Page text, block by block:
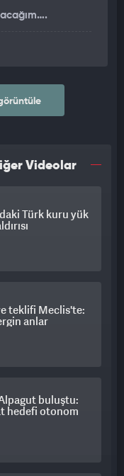
Videolar
Türk kuru yük
teklifi Meclis'te:
anlar
buluştu:
hedefi otonom